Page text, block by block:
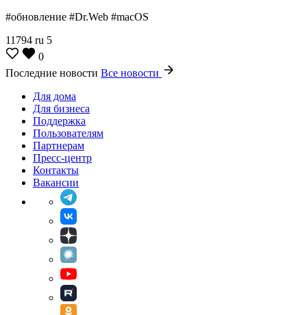
#обновление #Dr.Web #macOS
11794 ru 5
0
Последние новости Все новости
Для дома
Для бизнеса
Поддержка
Пользователям
Партнерам
Пресс-центр
Контакты
Вакансии